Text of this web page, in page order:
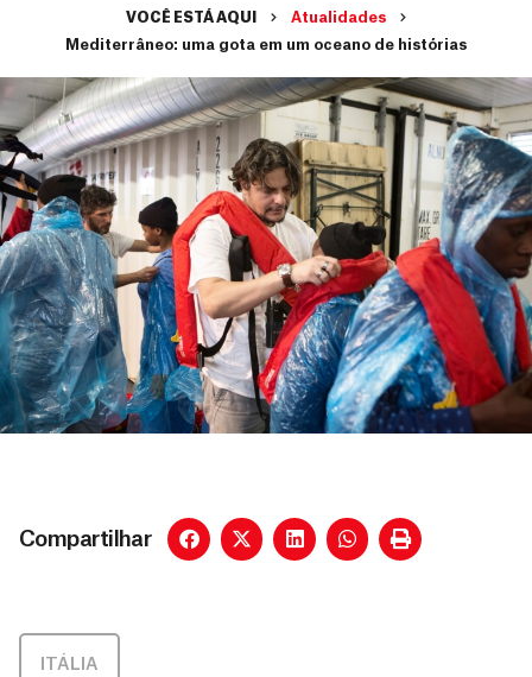
VOCÊ ESTÁ AQUI
Atualidades
Mediterrâneo: uma gota em um oceano de histórias
Compartilhar
ITÁLIA